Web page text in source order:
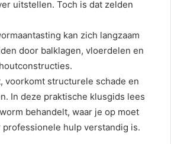
uitstellen. Toch is dat zelden
kan zich langzaam
door balklagen, vloerdelen en
voorkomt structurele schade en
In deze praktische klusgids lees
behandelt, waar je op moet
hulp verstandig is.